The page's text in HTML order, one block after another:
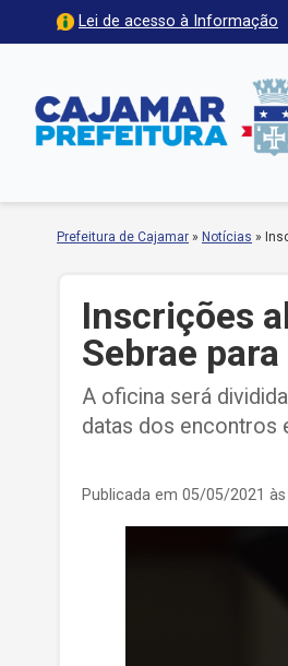
Lei de acesso à Informação
Prefeitura de Cajamar » Notícias »
Inscrições
Sebrae
A oficina será
datas dos encontros
Publicada em 05/05/2021 às